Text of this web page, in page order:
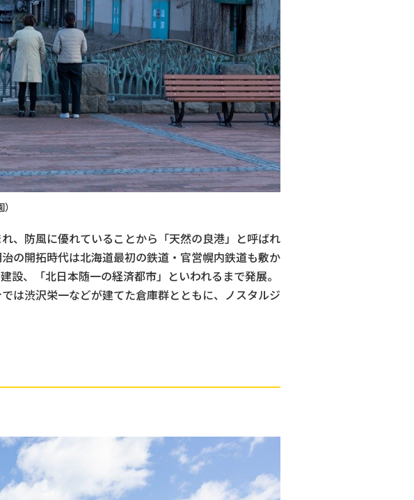
、防風に優れていることから「天然の良港」と呼ばれ
の開拓時代は北海道最初の鉄道・官営幌内鉄道も敷か
、「北日本随一の経済都市」といわれるまで発展。
は渋沢栄一などが建てた倉庫群とともに、ノスタルジ